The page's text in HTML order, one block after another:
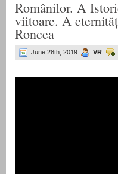
Românilor. A
viitoare. A
Roncea
June 28th, 2019 VR